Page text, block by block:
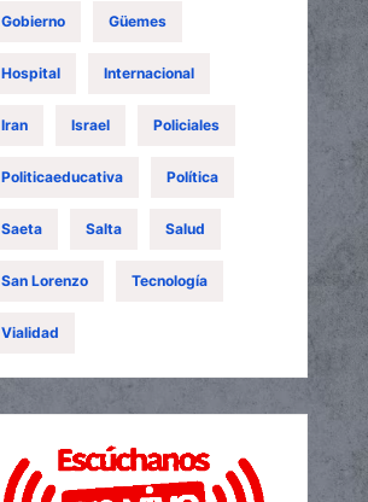
Gobierno Güemes
Hospital Internacional
Iran Israel Policiales
Politicaeducativa Política
Saeta Salta Salud
San Lorenzo Tecnología
Vialidad